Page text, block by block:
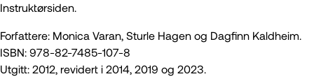
Instruktørsiden.
Forfattere: Monica Varan, Sturle Hagen og Dagfinn Kaldheim.
ISBN: 978-82-7485-107-8
Utgitt: 2012, revidert i 2014, 2019 og 2023.